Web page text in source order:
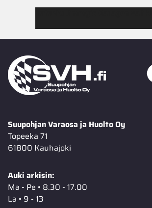
Suupohjan Varaosa ja Huolto Oy
Topeeka 71
61800 Kauhajoki
Auki arkisin:
Ma - Pe • 8.30 - 17.00
La • 9 - 13